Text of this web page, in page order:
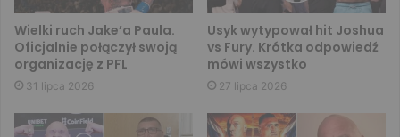
Wielki ruch Jake’a Paula.
Oficjalnie połączył swoją
organizację z PFL
31 lipca 2026
Usyk wytypował hit Joshua
vs Fury. Krótka odpowiedź
mówi wszystko
27 lipca 2026